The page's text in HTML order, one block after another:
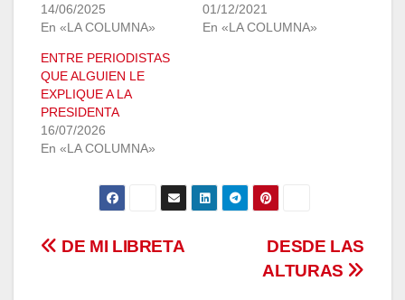
14/06/2025
En «LA COLUMNA»
01/12/2021
En «LA COLUMNA»
ENTRE PERIODISTAS
QUE ALGUIEN LE
EXPLIQUE A LA
PRESIDENTA
16/07/2026
En «LA COLUMNA»
Navegación
DESDE LAS
ALTURAS
DE MI LIBRETA